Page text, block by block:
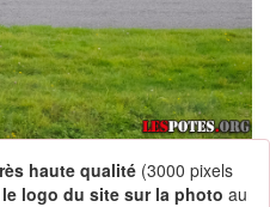
haute qualité (3000 pixels
logo du site sur la photo au